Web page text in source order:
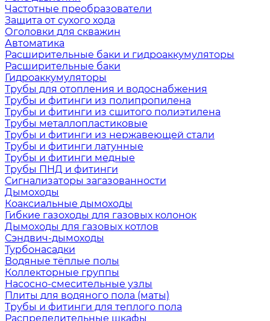
Частотные преобразователи
Защита от сухого хода
Оголовки для скважин
Автоматика
Расширительные баки и гидроаккумуляторы
Расширительные баки
Гидроаккумуляторы
Трубы для отопления и водоснабжения
Трубы и фитинги из полипропилена
Трубы и фитинги из сшитого полиэтилена
Трубы металлопластиковые
Трубы и фитинги из нержавеющей стали
Трубы и фитинги латунные
Трубы и фитинги медные
Трубы ПНД и фитинги
Сигнализаторы загазованности
Дымоходы
Коаксиальные дымоходы
Гибкие газоходы для газовых колонок
Дымоходы для газовых котлов
Сэндвич-дымоходы
Турбонасадки
Водяные тёплые полы
Коллекторные группы
Насосно-смесительные узлы
Плиты для водяного пола (маты)
Трубы и фитинги для теплого пола
Распределительные шкафы